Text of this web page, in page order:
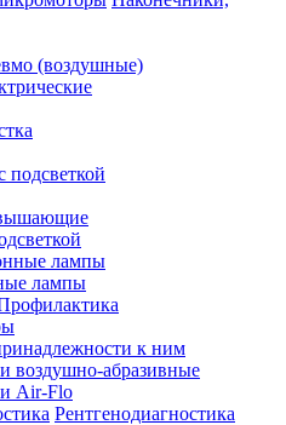
(воздушные)
подсветкой
лампы
к ним
воздушно-абразивные
Air-Flo
Рентгенодиагностика